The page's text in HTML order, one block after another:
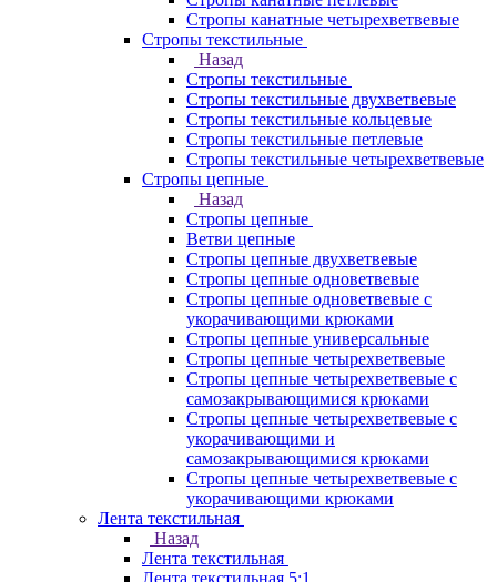
Стропы канатные четырехветвевые
Стропы текстильные
Назад
Стропы текстильные
Стропы текстильные двухветвевые
Стропы текстильные кольцевые
Стропы текстильные петлевые
Стропы текстильные четырехветвевые
Стропы цепные
Назад
Стропы цепные
Ветви цепные
Стропы цепные двухветвевые
Стропы цепные одноветвевые
Стропы цепные одноветвевые с
укорачивающими крюками
Стропы цепные универсальные
Стропы цепные четырехветвевые
Стропы цепные четырехветвевые с
самозакрывающимися крюками
Стропы цепные четырехветвевые с
укорачивающими и
самозакрывающимися крюками
Стропы цепные четырехветвевые с
укорачивающими крюками
Лента текстильная
Назад
Лента текстильная
Лента текстильная 5:1